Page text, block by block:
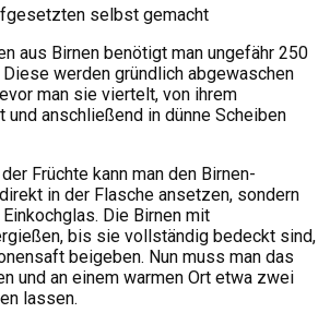
selbst gemacht
aus Birnen benötigt man ungefähr 250
werden gründlich abgewaschen
man sie viertelt, von ihrem
und anschließend in dünne Scheiben
Früchte kann man den Birnen-
in der Flasche ansetzen, sondern
Die Birnen mit
bis sie vollständig bedeckt sind,
beigeben. Nun muss man das
und an einem warmen Ort etwa zwei
lassen.